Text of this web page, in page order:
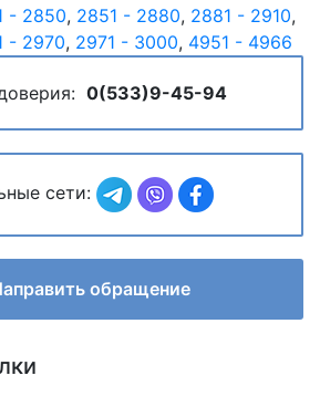
- 2850, 2851 - 2880, 2881 - 2910,
- 2970, 2971 - 3000, 4951 - 4966
0(533)9-45-94
сети:
обращение